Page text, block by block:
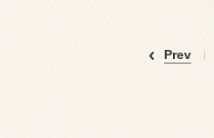
Prev